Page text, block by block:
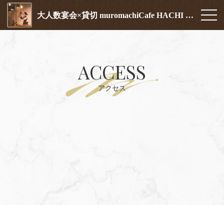
大人数宴会×貸切 muromachiCafe HACHI (ムロマチカフェハチ)
ACCESS
アクセス